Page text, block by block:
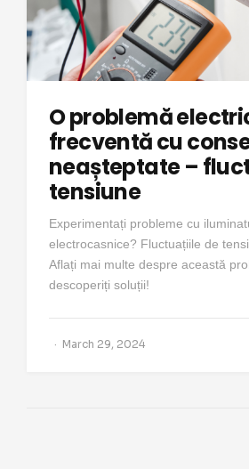
O problemă
frecventă cu
neașteptate –
tensiune
Experimentați probleme cu
electrocasnice? Fluctuațiile de
Aflați mai multe despre această
descoperiți soluții!
March 29, 2024